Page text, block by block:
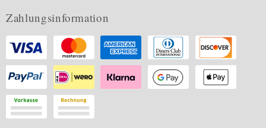
Zahlungsinformation